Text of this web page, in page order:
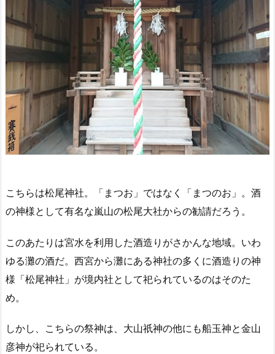
こちらは松尾神社。「まつお」ではなく「まつのお」。酒
の神様として有名な嵐山の松尾大社からの勧請だろう。
このあたりは宮水を利用した酒造りがさかんな地域。いわ
ゆる灘の酒だ。西宮から灘にある神社の多くに酒造りの神
様「松尾神社」が境内社として祀られているのはそのた
め。
しかし、こちらの祭神は、大山祇神の他にも船玉神と金山
彦神が祀られている。